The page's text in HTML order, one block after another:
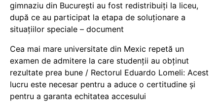
gimnaziu din București au fost redistribuiți la liceu,
după ce au participat la etapa de soluționare a
situațiilor speciale – document
Cea mai mare universitate din Mexic repetă un
examen de admitere la care studenții au obținut
rezultate prea bune / Rectorul Eduardo Lomeli: Acest
lucru este necesar pentru a aduce o certitudine şi
pentru a garanta echitatea accesului